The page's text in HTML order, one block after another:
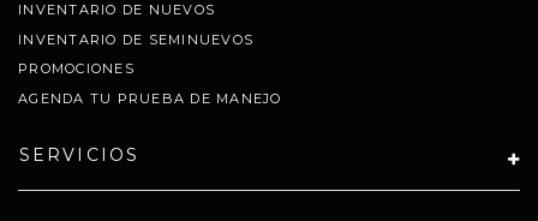
INVENTARIO DE NUEVOS
INVENTARIO DE SEMINUEVOS
PROMOCIONES
AGENDA TU PRUEBA DE MANEJO
SERVICIOS